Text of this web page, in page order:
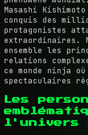
Masashi
conquis des
protagonistes
extraordinaires.
ensemble les
relations
ce monde ninja
spectaculaires
Les
l'univers